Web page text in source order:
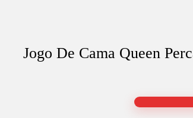
Jogo De Cama Queen